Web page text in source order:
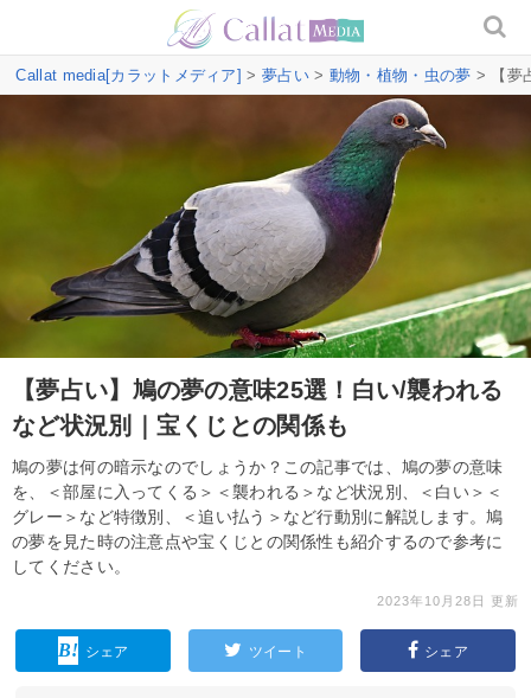
Callat media[カラットメディア] > 夢占い> 動物・植物・虫の夢 > 【夢
【夢占い】鳩の夢の意味25選！白い/襲われる
など状況別｜宝くじとの関係も
鳩の夢は何の暗示なのでしょうか？この記事では、鳩の夢の意味
を、＜部屋に入ってくる＞＜襲われる＞など状況別、＜白い＞＜
グレー＞など特徴別、＜追い払う＞など行動別に解説します。鳩
の夢を見た時の注意点や宝くじとの関係性も紹介するので参考に
してください。
2023年10月28日 更新
シェア ツイート シェア